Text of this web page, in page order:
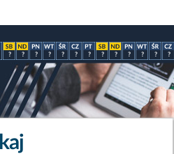
? ? ? ? ? ? ? ? ? ? ? ? ?